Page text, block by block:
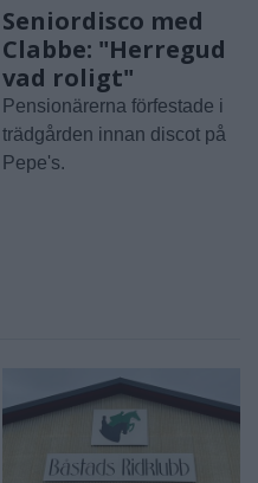
Seniordisco med
Clabbe: "Herregud
vad roligt"
Pensionärerna förfestade i
trädgården innan discot på
Pepe's.